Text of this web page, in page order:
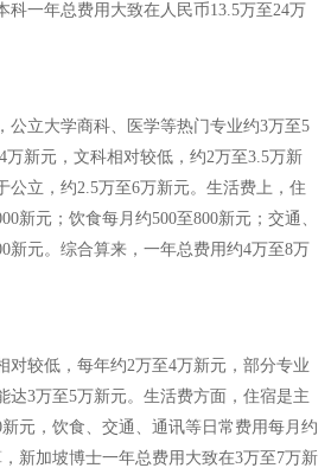
科一年总费用大致在人民币13.5万至24万
公立大学商科、医学等热门专业约3万至5
万新元，文科相对较低，约2万至3.5万新
公立，约2.5万至6万新元。生活费上，住
新元；饮食每月约500至800新元；交通、
新元。综合算来，一年总费用约4万至8万
对较低，每年约2万至4万新元，部分专业
达3万至5万新元。生活费方面，住宿是主
元，饮食、交通、通讯等日常费用每月约
新加坡博士一年总费用大致在3万至7万新